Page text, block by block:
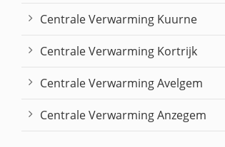
Centrale Verwarming Kuurne
Centrale Verwarming Kortrijk
Centrale Verwarming Avelgem
Centrale Verwarming Anzegem